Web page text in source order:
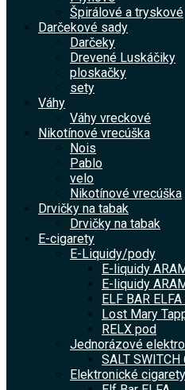
Špirálové a tryskové
Darčekové sady
Darčeky
Drevené Luskáčiky
ploskačky
sety
Váhy
Váhy vreckové
Nikotínové vrecúška
Nois
Pablo
velo
Nikotínové vrecúška
Drvičky na tabak
Drvičky na tabak
E-cigarety
E-Liquidy/pody
E-liquidy
E-liquidy
ELF BAR
Lost Mary
RELX pod
Jednorázové
SALT SWITCH
Elektronické